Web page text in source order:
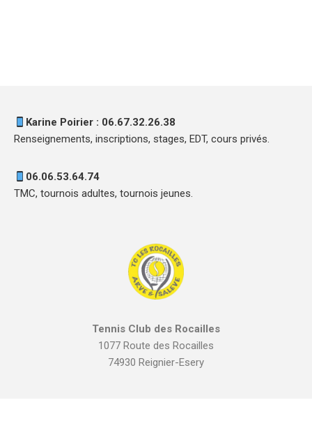
Karine Poirier : 06.67.32.26.38
Renseignements, inscriptions, stages, EDT, cours privés.
06.06.53.64.74
TMC, tournois adultes, tournois jeunes.
Tennis Club des Rocailles
1077 Route des Rocailles
74930 Reignier-Esery